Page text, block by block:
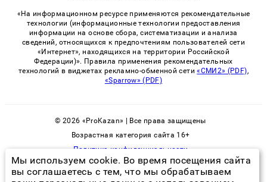
«На информационном ресурсе применяются рекомендательные
технологии (информационные технологии предоставления
информации на основе сбора, систематизации и анализа
сведений, относящихся к предпочтениям пользователей сети
«Интернет», находящихся на территории Российской
Федерации)». Правила применения рекомендательных
технологий в виджетах рекламно-обменной сети«СМИ2» (PDF),
«Sparrow» (PDF)
© 2026 «ProKazan» | Все права защищены
Возрастная категория сайта 16+
Политика конфиденциальности
Мы используем cookie. Во время посещения сайта
вы соглашаетесь с тем, что мы обрабатываем